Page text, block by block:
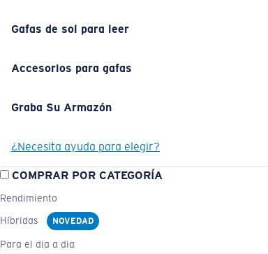
Gafas de sol para leer
Accesorios para gafas
Graba Su Armazón
¿Necesita ayuda para elegir?
COMPRAR POR CATEGORÍA
Rendimiento
Híbridas
NOVEDAD
Para el dia a dia